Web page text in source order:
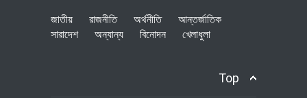
জাতীয় রাজনীতি অর্থনীতি
আন্তর্জাতিক
সারাদেশ
অন্যান্য বিনোদন খেলাধুলা
Top